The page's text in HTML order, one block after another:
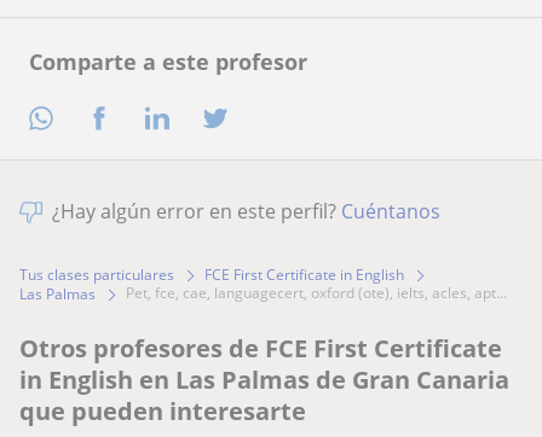
Comparte a este profesor
¿Hay algún error en este perfil? Cuéntanos
Tus clases particulares
FCE First Certificate in English
Las Palmas
pet, fce, cae, languagecert, oxford (ote), ielts, acles, apt...
Otros profesores de FCE First Certificate
in English en Las Palmas de Gran Canaria
que pueden interesarte